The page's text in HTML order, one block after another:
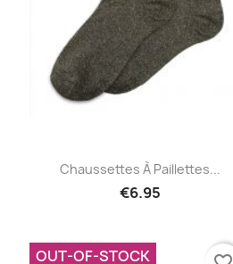
Quick view
Chaussettes À Paillettes...
€6.95
OUT-OF-STOCK